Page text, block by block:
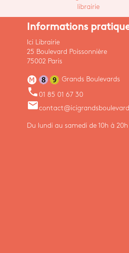
librairie
Informations
Ici Librairie
25 Boulevard Poissonnière
75002 Paris
Grands Boulevards
phone 01 85 01 67 30
email
Du lundi au samedi de 10h à 20h